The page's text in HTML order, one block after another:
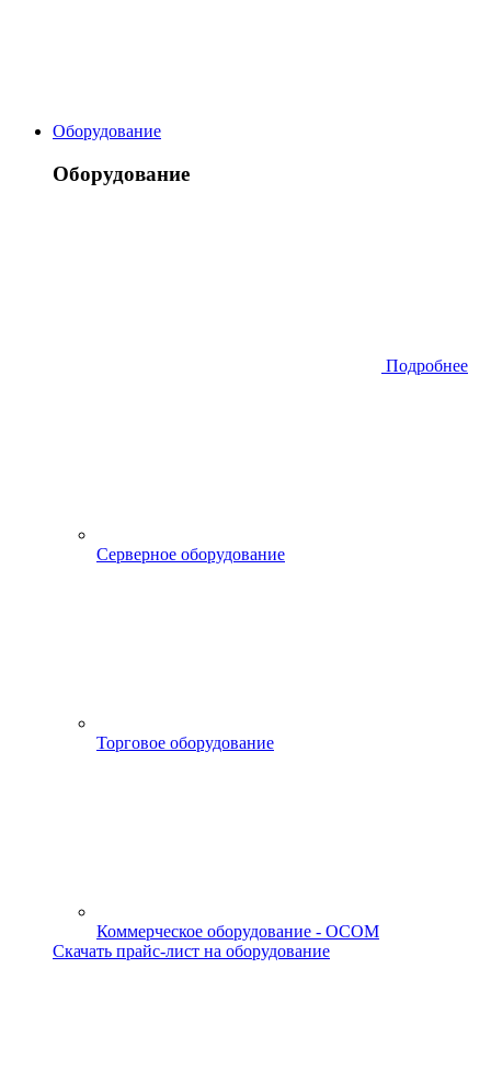
Оборудование
Оборудование
Подробнее
Серверное оборудование
Торговое оборудование
Коммерческое оборудование - OCOM
Скачать прайс-лист на оборудование